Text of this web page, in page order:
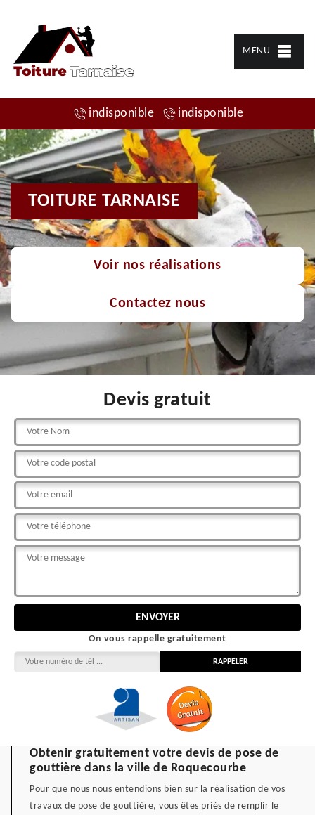
MENU
indisponible indisponible
TOITURE TARNAISE
Voir nos réalisations
Contactez nous
Devis gratuit
On vous rappelle gratuitement
Obtenir gratuitement votre devis de pose de
gouttière dans la ville de Roquecourbe
Pour que nous nous entendions bien sur la réalisation de vos
travaux de pose de gouttière, vous êtes priés de remplir le